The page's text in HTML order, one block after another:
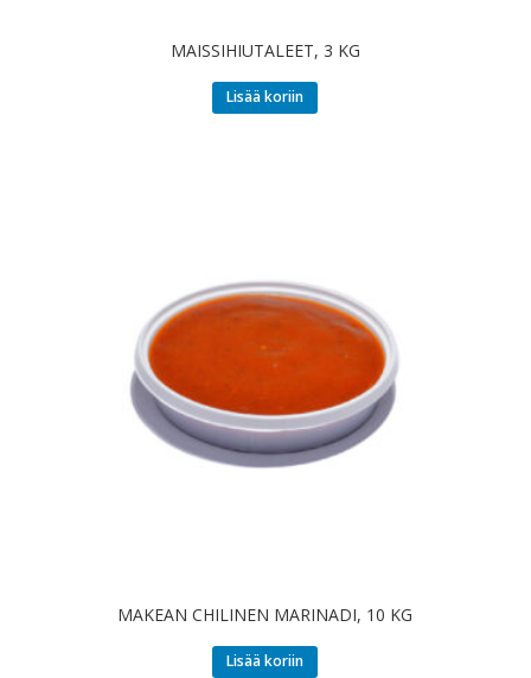
MAISSIHIUTALEET, 3 KG
Lisää koriin
MAKEAN CHILINEN MARINADI, 10 KG
Lisää koriin